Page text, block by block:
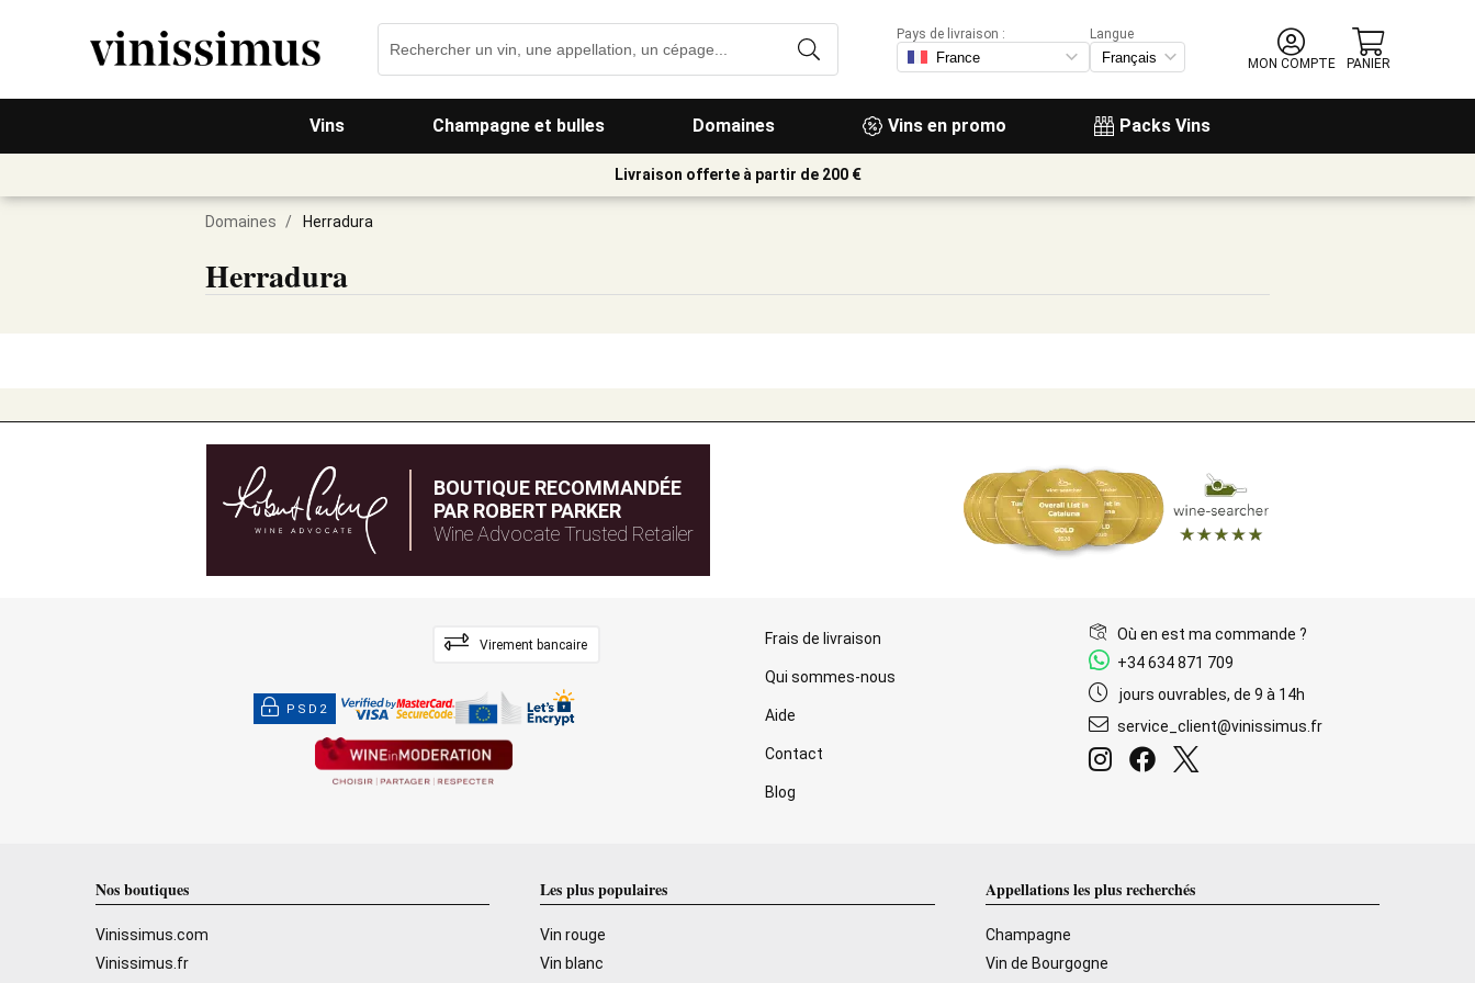
Vins Champagne et bulles Domaines Vins en promo Packs Vins
Pays de livraison :
Langue
MON COMPTE
PANIER
Livraison offerte à partir de 200 €
Domaines / Herradura
Herradura
BOUTIQUE RECOMMANDÉE
PAR ROBERT PARKER
Wine Advocate Trusted Retailer
Virement bancaire
PSD2
Frais de livraison
Qui sommes-nous
Aide
Contact
Blog
Où en est ma commande ?
+34 634 871 709
jours ouvrables, de 9 à 14h
service_client@vinissimus.fr
Nos boutiques
Vinissimus.com
Vinissimus.fr
Les plus populaires
Vin rouge
Vin blanc
Appellations les plus recherchés
Champagne
Vin de Bourgogne